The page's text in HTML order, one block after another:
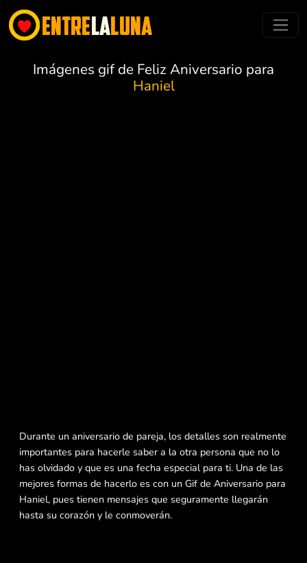
Imágenes gif de Feliz Aniversario para
Haniel
Durante un aniversario de pareja, los detalles son realmente
importantes para hacerle saber a la otra persona que no lo
has olvidado y que es una fecha especial para ti. Una de las
mejores formas de hacerlo es con un Gif de Aniversario para
Haniel, pues tienen mensajes que seguramente llegarán
hasta su corazón y le conmoverán.